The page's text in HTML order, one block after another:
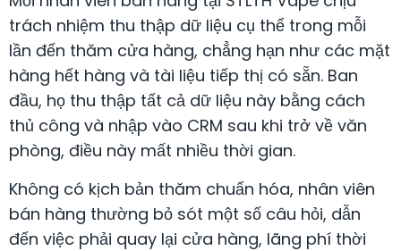
trách nhiệm thu thập dữ liệu cụ thể trong mỗi
lần đến thăm cửa hàng, chẳng hạn như các mặt
hàng hết hàng và tài liệu tiếp thị có sẵn. Ban
đầu, họ thu thập tất cả dữ liệu này bằng cách
thủ công và nhập vào CRM sau khi trở về văn
phòng, điều này mất nhiều thời gian.
Không có kịch bản thăm chuẩn hóa, nhân viên
bán hàng thường bỏ sót một số câu hỏi, dẫn
đến việc phải quay lại cửa hàng, lãng phí thời